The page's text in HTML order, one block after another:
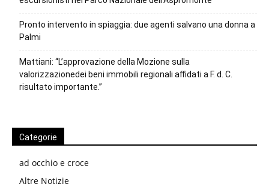
Pronto intervento in spiaggia: due agenti salvano una donna a
Palmi
Mattiani: “L’approvazione della Mozione sulla
valorizzazionedei beni immobili regionali affidati a F. d. C.
risultato importante.”
Categorie
ad occhio e croce
Altre Notizie